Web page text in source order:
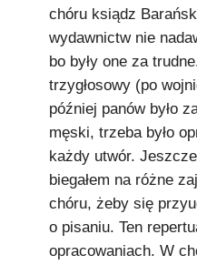
chóru ksiądz
wydawnictw nie
bo były one za
trzygłosowy (po
później panów było
męski, trzeba było
każdy utwór.
biegałem na różne
chóru, żeby się
o pisaniu. Ten
opracowaniach. W